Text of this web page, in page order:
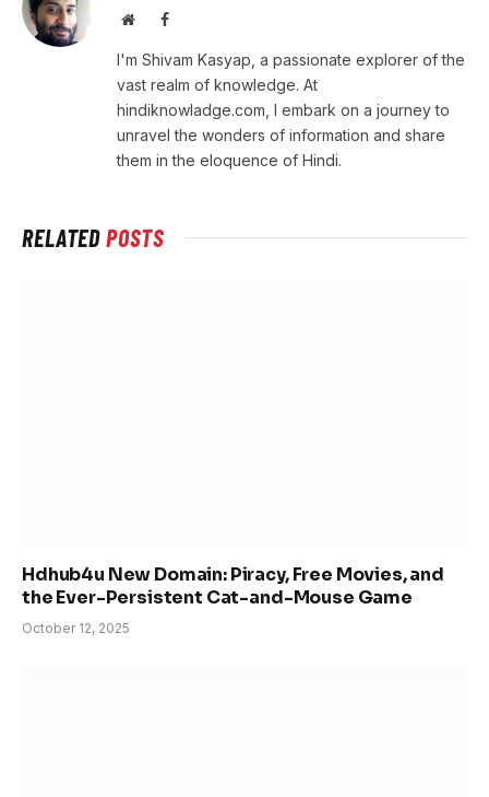
WebsiteFacebook
I'm Shivam Kasyap, a passionate explorer of the
vast realm of knowledge. At
hindiknowladge.com, I embark on a journey to
unravel the wonders of information and share
them in the eloquence of Hindi.
RELATEDPOSTS
Hdhub4u New Domain: Piracy, Free Movies, and
the Ever-Persistent Cat-and-Mouse Game
October 12, 2025